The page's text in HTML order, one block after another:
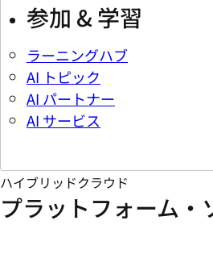
参加 & 学習
ラーニングハブ
AI トピック
AI パートナー
AI サービス
ハイブリッドクラウド
プラットフォーム・